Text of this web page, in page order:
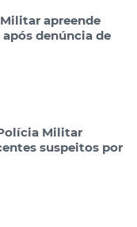
apreende
denúncia de
Militar
suspeitos por